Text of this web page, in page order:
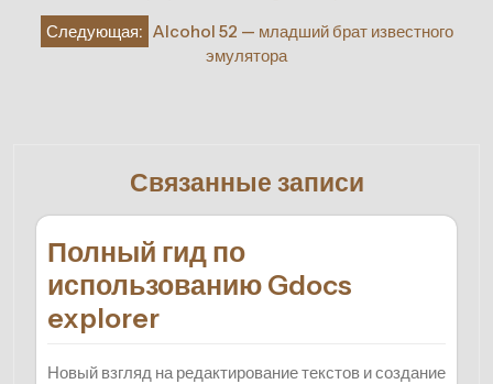
записям
Следующая: Alcohol 52 — младший брат известного
эмулятора
Связанные записи
Полный гид по
использованию Gdocs
explorer
Новый взгляд на редактирование текстов и создание